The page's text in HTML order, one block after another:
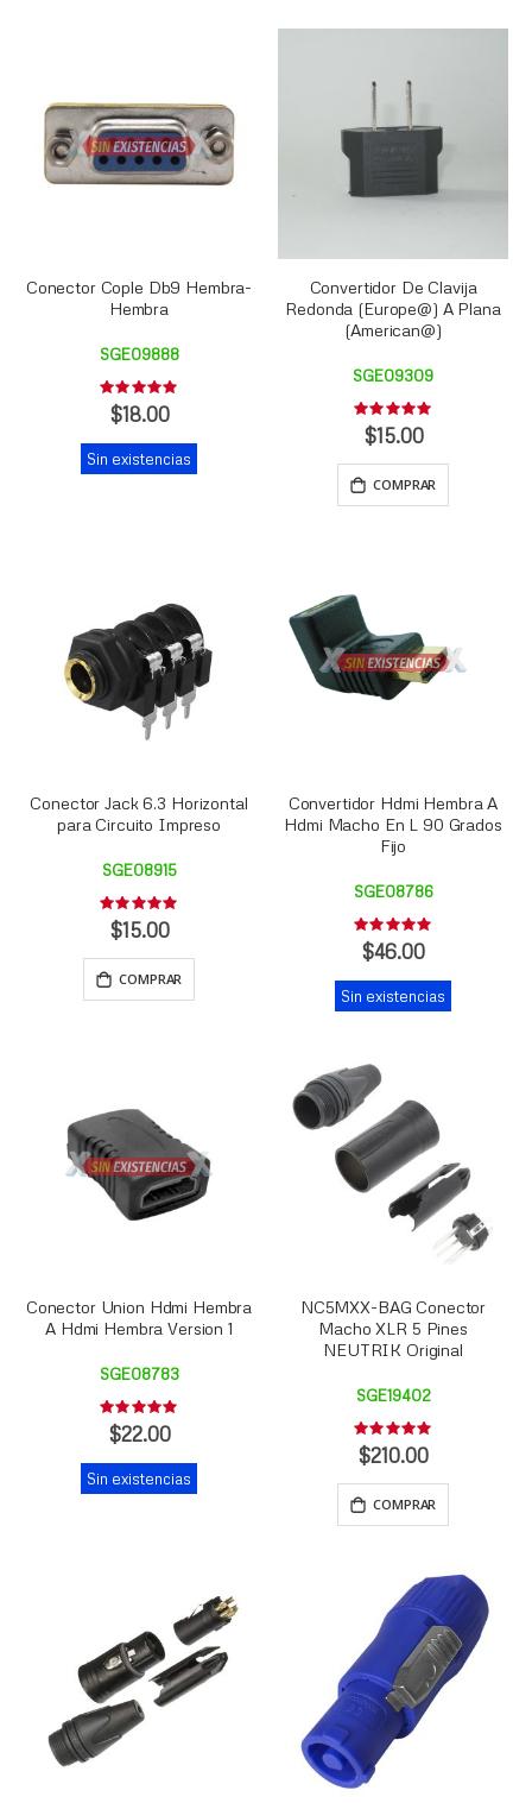
Conector Cople Db9 Hembra-
Hembra
SGE09888
Rating:
0%
$18.00
Sin existencias
Convertidor De Clavija
Redonda (Europe@) A Plana
(American@)
SGE09309
Rating:
0%
$15.00
COMPRAR
Conector Jack 6.3 Horizontal
para Circuito Impreso
SGE08915
Rating:
0%
$15.00
COMPRAR
Convertidor Hdmi Hembra A
Hdmi Macho En L 90 Grados
Fijo
SGE08786
Rating:
0%
$46.00
Sin existencias
Conector Union Hdmi Hembra
A Hdmi Hembra Version 1
SGE08783
Rating:
0%
$22.00
Sin existencias
NC5MXX-BAG Conector
Macho XLR 5 Pines
NEUTRIK Original
SGE19402
Rating:
0%
$210.00
COMPRAR